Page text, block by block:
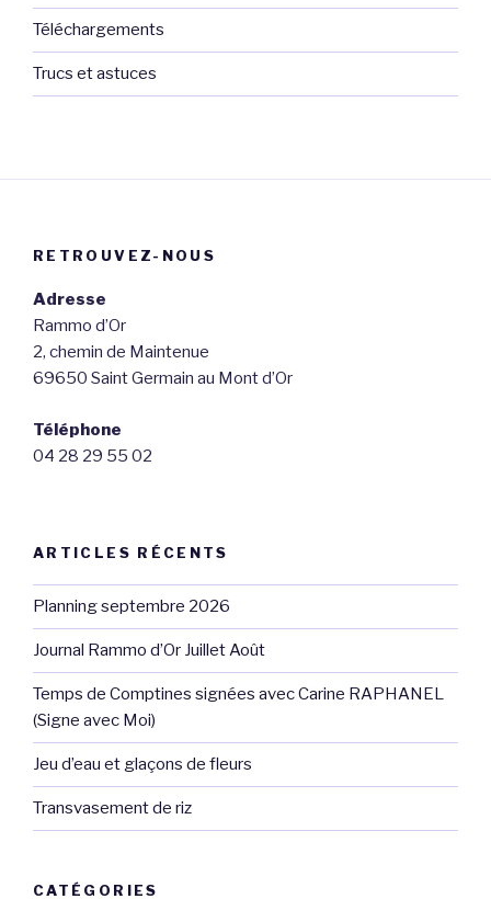
Téléchargements
Trucs et astuces
RETROUVEZ-NOUS
Adresse
Rammo d’Or
2, chemin de Maintenue
69650 Saint Germain au Mont d’Or
Téléphone
04 28 29 55 02
ARTICLES RÉCENTS
Planning septembre 2026
Journal Rammo d’Or Juillet Août
Temps de Comptines signées avec Carine RAPHANEL
(Signe avec Moi)
Jeu d’eau et glaçons de fleurs
Transvasement de riz
CATÉGORIES